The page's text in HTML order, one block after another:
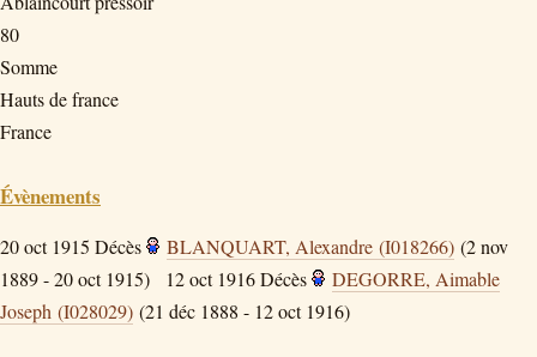
80
Somme
Hauts de france
France
Évènements
20 oct 1915 Décès BLANQUART, Alexandre (I018266) (2 nov
1889 - 20 oct 1915)
12 oct 1916Décès
DEGORRE, Aimable
Joseph (I028029) (21 déc 1888 - 12 oct 1916)